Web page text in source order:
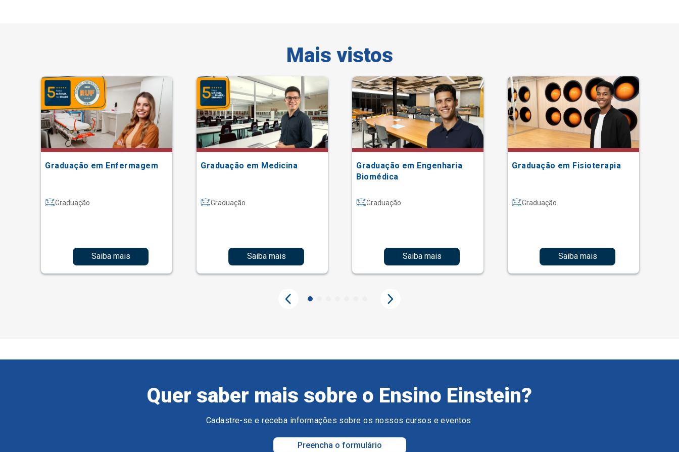
Mais vistos
Graduação em Enfermagem
Graduação
Saiba mais
Graduação em Medicina
Graduação
Saiba mais
Graduação em Engenharia
Biomédica
Graduação
Saiba mais
Graduação em Fisioterapia
Graduação
Saiba mais
Quer saber mais sobre o Ensino Einstein?
Cadastre-se e receba informações sobre os nossos cursos e eventos.
Preencha o formulário